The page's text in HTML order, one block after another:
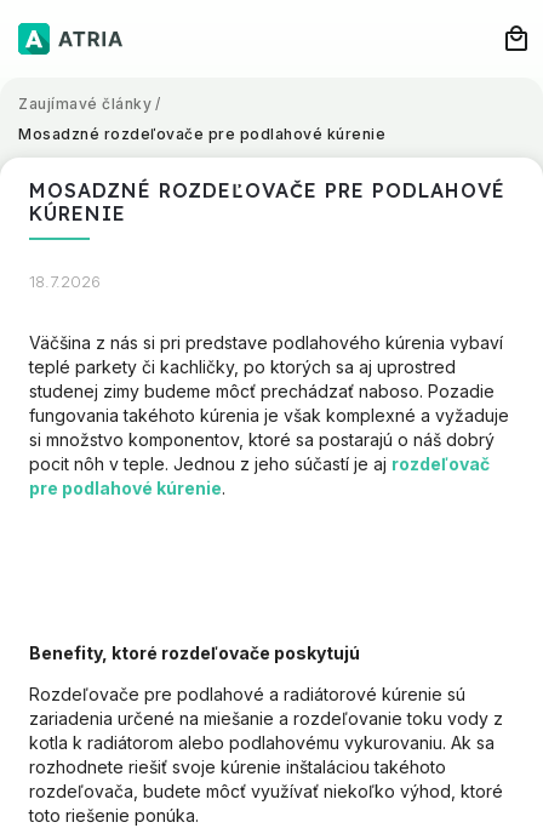
Zaujímavé články /
Mosadzné rozdeľovače pre podlahové kúrenie
MOSADZNÉ ROZDEĽOVAČE PRE PODLAHOVÉ
KÚRENIE
18.7.2026
Väčšina z nás si pri predstave podlahového kúrenia vybaví
teplé parkety či kachličky, po ktorých sa aj uprostred
studenej zimy budeme môcť prechádzať naboso. Pozadie
fungovania takéhoto kúrenia je však komplexné a vyžaduje
si množstvo komponentov, ktoré sa postarajú o náš dobrý
pocit nôh v teple. Jednou z jeho súčastí je aj rozdeľovač
pre podlahové kúrenie.
Benefity, ktoré rozdeľovače poskytujú
Rozdeľovače pre podlahové a radiátorové kúrenie sú
zariadenia určené na miešanie a rozdeľovanie toku vody z
kotla k radiátorom alebo podlahovému vykurovaniu. Ak sa
rozhodnete riešiť svoje kúrenie inštaláciou takéhoto
rozdeľovača, budete môcť využívať niekoľko výhod, ktoré
toto riešenie ponúka.